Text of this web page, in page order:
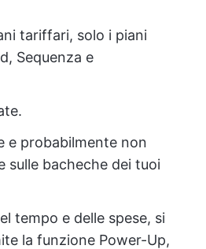
tariffari, solo i piani
Sequenza e
e probabilmente non
bacheche dei tuoi
tempo e delle spese, si
la funzione Power-Up,